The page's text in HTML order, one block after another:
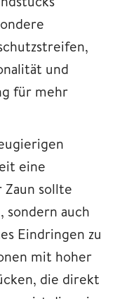
und
für mehr
eine
sollte
sondern auch
Eindringen zu
mit hoher
die direkt